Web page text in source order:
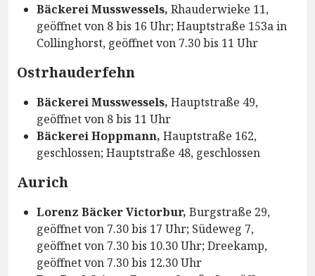
Bäckerei Musswessels, Rhauderwieke 11,
geöffnet von 8 bis 16 Uhr; Hauptstraße 153a in
Collinghorst, geöffnet von 7.30 bis 11 Uhr
Ostrhauderfehn
Bäckerei Musswessels, Hauptstraße 49,
geöffnet von 8 bis 11 Uhr
Bäckerei Hoppmann, Hauptstraße 162,
geschlossen; Hauptstraße 48, geschlossen
Aurich
Lorenz Bäcker Victorbur, Burgstraße 29,
geöffnet von 7.30 bis 17 Uhr; Südeweg 7,
geöffnet von 7.30 bis 10.30 Uhr; Dreekamp,
geöffnet von 7.30 bis 12.30 Uhr